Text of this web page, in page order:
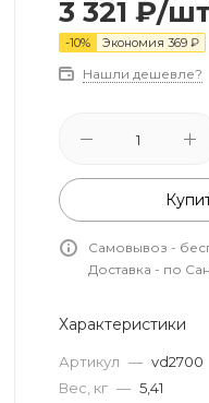
3 321 ₽/
-10% Экономия 369 ₽
Нашли дешевле?
Самовывоз -
Доставка - по
Характеристики
Артикул — vd2700
Вес, кг — 5,41